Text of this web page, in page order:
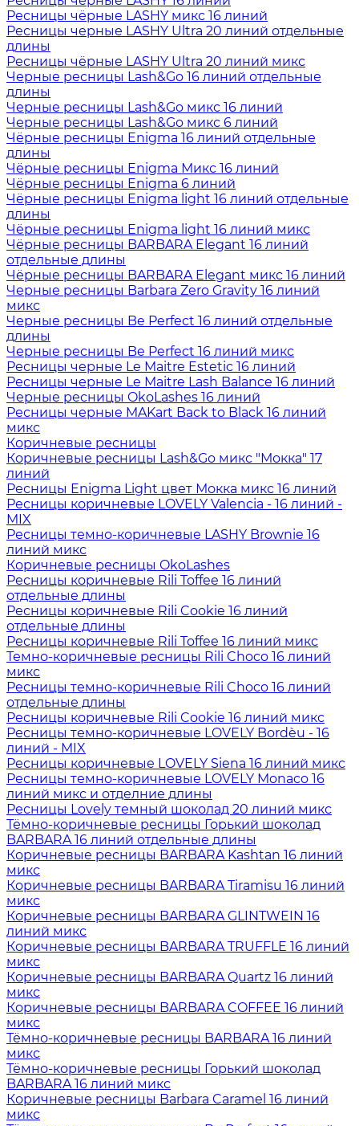
Ресницы чёрные LASHY микс 16 линий
Ресницы черные LASHY Ultra 20 линий отдельные
длины
Ресницы чёрные LASHY Ultra 20 линий микс
Черные ресницы Lash&Go 16 линий отдельные
длины
Черные ресницы Lash&Go микс 16 линий
Черные ресницы Lash&Go микс 6 линий
Чёрные ресницы Enigma 16 линий отдельные
длины
Чёрные ресницы Enigma Микс 16 линий
Чёрные ресницы Enigma 6 линий
Чёрные ресницы Enigma light 16 линий отдельные
длины
Чёрные ресницы Enigma light 16 линий микс
Чёрные ресницы BARBARA Elegant 16 линий
отдельные длины
Чёрные ресницы BARBARA Elegant микс 16 линий
Черные ресницы Barbara Zero Gravity 16 линий
микс
Черные ресницы Be Perfect 16 линий отдельные
длины
Черные ресницы Be Perfect 16 линий микс
Ресницы черные Le Maitre Estetic 16 линий
Ресницы черные Le Maitre Lash Balance 16 линий
Черные ресницы OkoLashes 16 линий
Ресницы черные MAKart Back to Black 16 линий
микс
Коричневые ресницы
Коричневые ресницы Lash&Go микс "Мокка" 17
линий
Ресницы Enigma Light цвет Мокка микс 16 линий
Ресницы коричневые LOVELY Valencia - 16 линий -
MIX
Ресницы темно-коричневые LASHY Brownie 16
линий микс
Коричневые ресницы OkoLashes
Ресницы коричневые Rili Toffee 16 линий
отдельные длины
Ресницы коричневые Rili Cookie 16 линий
отдельные длины
Ресницы коричневые Rili Toffee 16 линий микс
Темно-коричневые ресницы Rili Choco 16 линий
микс
Ресницы темно-коричневые Rili Choco 16 линий
отдельные длины
Ресницы коричневые Rili Cookie 16 линий микс
Ресницы темно-коричневые LOVELY Bordèu - 16
линий - MIX
Ресницы коричневые LOVELY Siena 16 линий микс
Ресницы темно-коричневые LOVELY Monaco 16
линий микс и отделние длины
Ресницы Lovely темный шоколад 20 линий микс
Тёмно-коричневые ресницы Горький шоколад
BARBARA 16 линий отдельные длины
Коричневые ресницы BARBARA Kashtan 16 линий
микс
Коричневые ресницы BARBARA Tiramisu 16 линий
микс
Коричневые ресницы BARBARA GLINTWEIN 16
линий микс
Коричневые ресницы BARBARA TRUFFLE 16 линий
микс
Коричневые ресницы BARBARA Quartz 16 линий
микс
Коричневые ресницы BARBARA COFFEE 16 линий
микс
Тёмно-коричневые ресницы BARBARA 16 линий
микс
Тёмно-коричневые ресницы Горький шоколад
BARBARA 16 линий микс
Коричневые ресницы Barbara Caramel 16 линий
микс